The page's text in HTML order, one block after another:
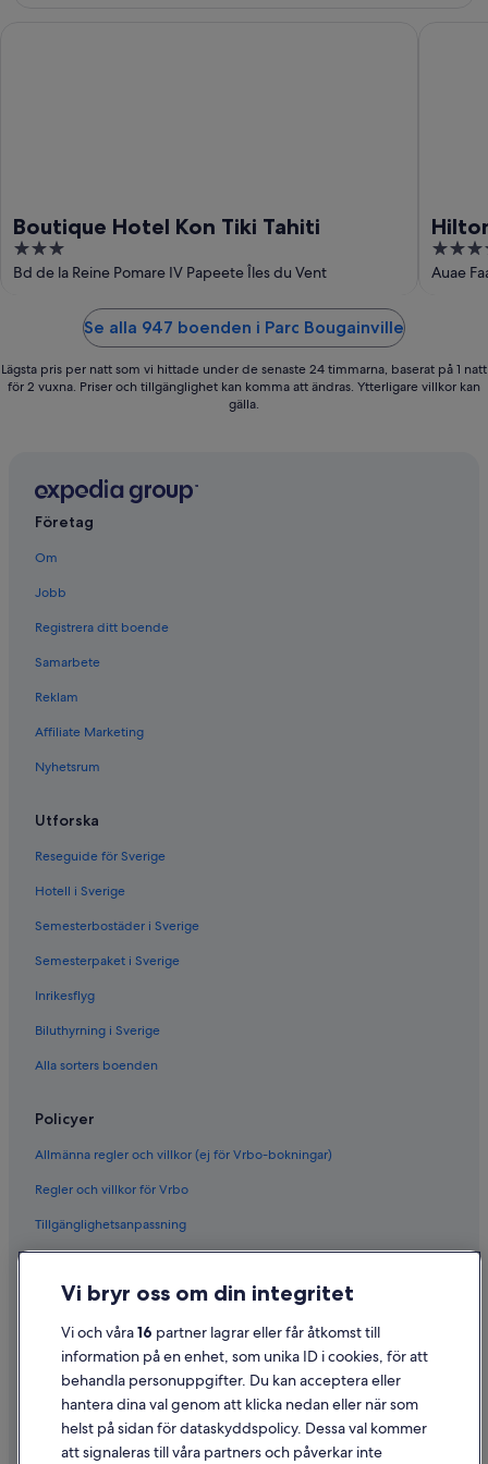
Boutique Hotel Kon Tiki Tahiti
3
out
Bd de la Reine Pomare IV Papeete Îles du Vent
4
out
Auae
Se alla 947 boenden i Parc Bougainville
Lägsta pris per natt som vi hittade under de senaste 24 timmarna, baserat på 1 natt
för 2 vuxna. Priser och tillgänglighet kan komma att ändras. Ytterligare villkor kan
gälla.
Företag
Om
Jobb
Registrera ditt boende
Samarbete
Reklam
Affiliate Marketing
Nyhetsrum
Utforska
Reseguide för Sverige
Hotell i Sverige
Semesterbostäder i Sverige
Semesterpaket i Sverige
Inrikesflyg
Biluthyrning i Sverige
Alla sorters boenden
Policyer
Allmänna regler och villkor (ej för Vrbo-bokningar)
Regler och villkor för Vrbo
Tillgänglighetsanpassning
Cookies
Användarvillkor
Juridisk information/Kontakta oss
Riktlinjer för innehåll och anmäla innehåll
Hjälp
Vi bryr oss om din integritet
Vi och våra16 partner lagrar eller får åtkomst till
information på en enhet, som unika ID i cookies, för att
behandla personuppgifter. Du kan acceptera eller
hantera dina val genom att klicka nedan eller när som
helst på sidan för dataskyddspolicy. Dessa val kommer
att signaleras till våra partners och påverkar inte